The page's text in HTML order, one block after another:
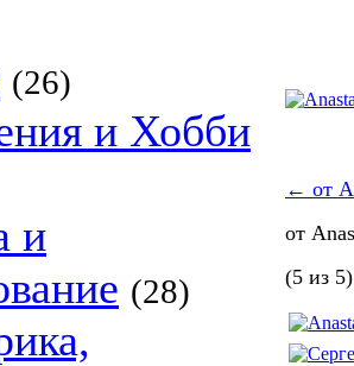
(26)
и Хобби
и
(28)
← от
от
(5 из 5)